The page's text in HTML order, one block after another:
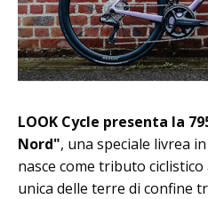
LOOK Cycle presenta la
Nord", una speciale livrea
nasce come tributo
unica delle terre di confine